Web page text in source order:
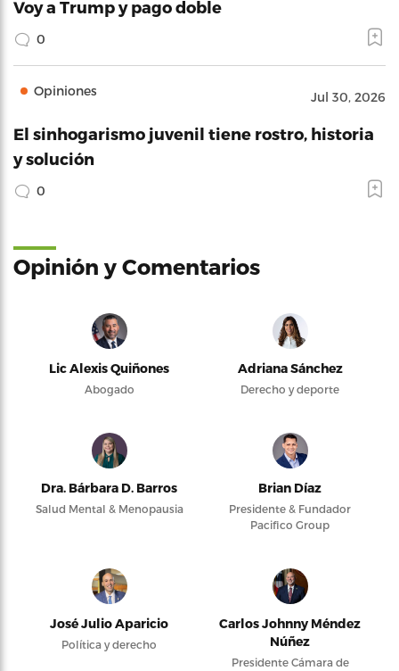
Voy a Trump y pago doble
0
Opiniones Jul 30, 2026
El sinhogarismo juvenil tiene rostro, historia
y solución
0
Opinión y Comentarios
Lic Alexis Quiñones
Abogado
Adriana Sánchez
Derecho y deporte
Dra. Bárbara D. Barros
Salud Mental & Menopausia
Brian Díaz
Presidente & Fundador
Pacifico Group
José Julio Aparicio
Política y derecho
Carlos Johnny Méndez
Núñez
Presidente Cámara de